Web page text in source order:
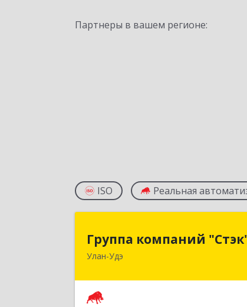
Партнеры в вашем регионе:
ISO Реальная
Группа компаний
Улан-Удэ
Группа компаний
670000, Бурятия Респ, Улан-